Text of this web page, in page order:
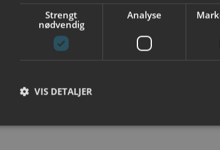
Give the gift of good
Strengt
nødvendig
Analyse
VIS DETALJER